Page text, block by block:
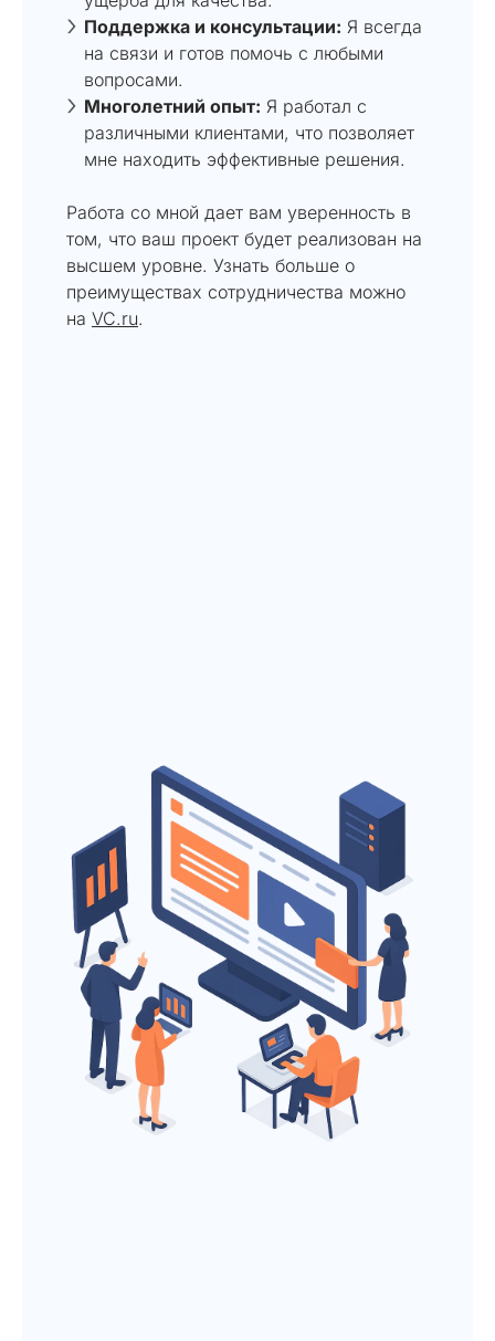
Поддержка и консультации: Я всегда
на связи и готов помочь с любыми
вопросами.
Многолетний опыт: Я работал с
различными клиентами, что позволяет
мне находить эффективные решения.
Работа со мной дает вам уверенность в
том, что ваш проект будет реализован на
высшем уровне. Узнать больше о
преимуществах сотрудничества можно
на VC.ru.